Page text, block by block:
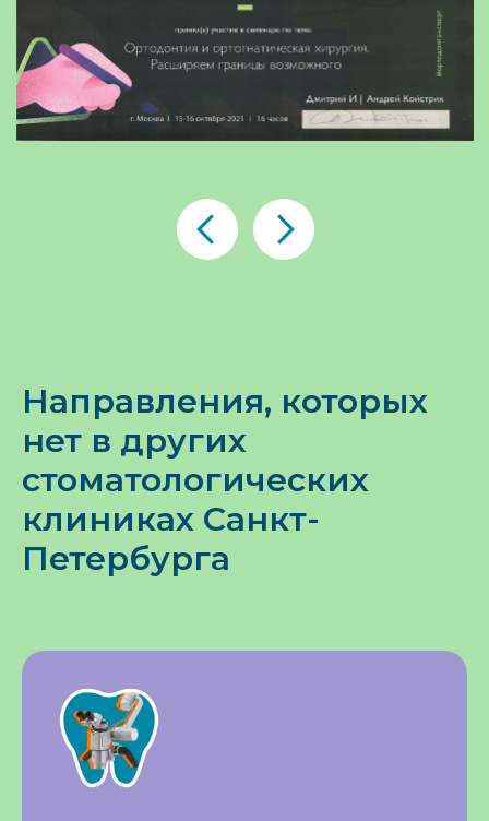
Направления, которых
нет в других
стоматологических
клиниках Санкт-
Петербурга